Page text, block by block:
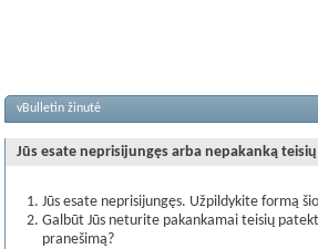
vBulletin žinutė
Jūs esate neprisijungęs arba nepakanką
Jūs esate neprisijungęs. Užpildykite formą
Galbūt Jūs neturite pakankamai teisių
pranešimą?